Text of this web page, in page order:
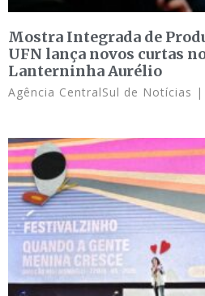
Mostra Integrada de
UFN lança novos curtas
Lanterninha Aurélio
Agência CentralSul de Notícias